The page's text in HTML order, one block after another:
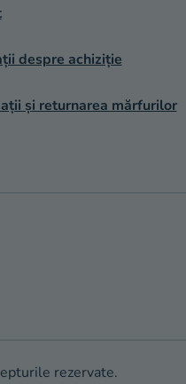
despre achiziție
și returnarea mărfurilor
rezervate.